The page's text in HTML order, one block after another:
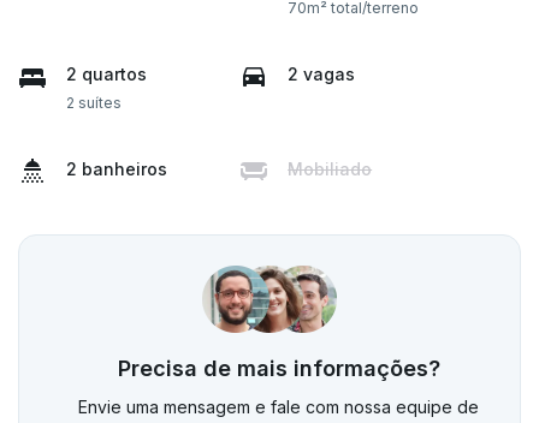
70m² total/terreno
2 quartos
2 suítes
2 vagas
2 banheiros Mobiliado
Precisa de mais informações?
Envie uma mensagem e fale com nossa equipe de